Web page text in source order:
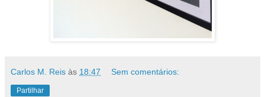
Carlos M. Reis às 18:47 Sem comentários:
Partilhar